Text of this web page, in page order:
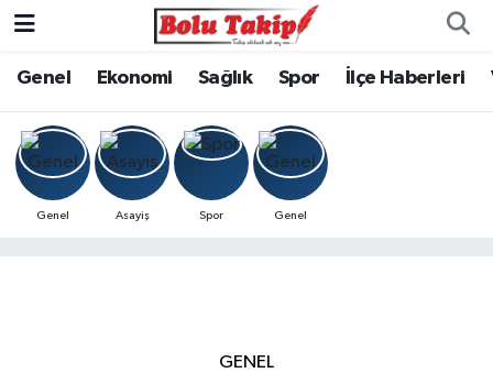
Genel Ekonomi Sağlık Spor İlçe Haberleri
Genel Asayiş Spor Genel
GENEL